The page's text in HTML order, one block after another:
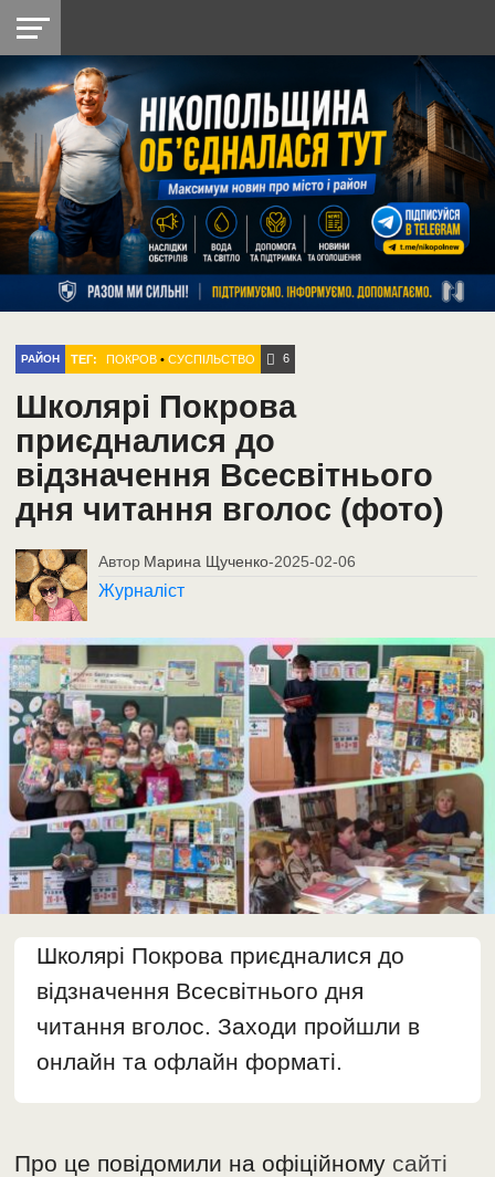
НІКОПОЛЬ
РАЙОН
СІЧЕСЛАВСЬКА
УКРАЇНА
РЕТРО
НІКОПОЛЬ
ЛАЙТ
УКРАЇНА
ДОПОМОГА
РАДІО
РАЙОН ТЕГ: ПОКРОВ •СУСПІЛЬСТВО 6
Школярі Покрова
приєдналися до
відзначення Всесвітнього
дня читання вголос (фото)
Автор Марина Щученко-2025-02-06
Журналіст
Школярі Покрова приєдналися до
відзначення Всесвітнього дня
читання вголос. Заходи пройшли в
онлайн та офлайн форматі.
Про це повідомили на офіційному сайті